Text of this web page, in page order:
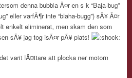
denna bubbla Ã¤r en s k “Baja-bug”
eller varfÃ¶r inte “blaha-bugg”) sÃ¥ Ã¤r
enkelt eliminerat, men skam den som
sÃ¥ jag tog isÃ¤r pÃ¥ plats!
varit lÃ¤ttare att plocka ner motorn